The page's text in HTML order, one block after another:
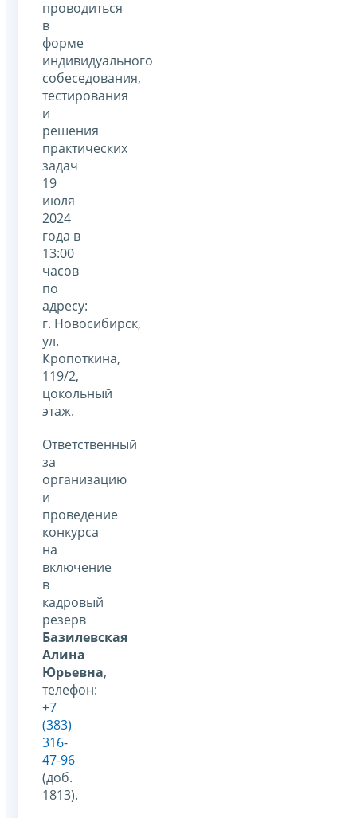
проводиться
в
форме
индивидуального
собеседования,
тестирования
и
решения
практических
задач
19
июля
2024
года в
13:00
часов
по
адресу:
г. Новосибирск,
ул.
Кропоткина,
119/2,
цокольный
этаж.
Ответственный
за
организацию
и
проведение
конкурса
на
включение
в
кадровый
резерв
Базилевская
Алина
Юрьевна,
телефон:
+7
(383)
316-
47-96
(доб.
1813).